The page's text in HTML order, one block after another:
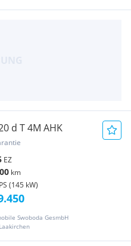
d T 4M AHK
EZ
km
PS (145 kW)
Swoboda GesmbH